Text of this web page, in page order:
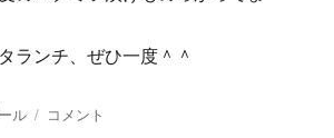
ランチ、ぜひ一度＾＾
ル
【画
コメント